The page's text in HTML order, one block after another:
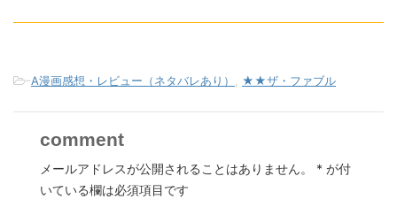
-A漫画感想・レビュー（ネタバレあり） ★★ザ・ファブル
comment
メールアドレスが公開されることはありません。 * が付
いている欄は必須項目です